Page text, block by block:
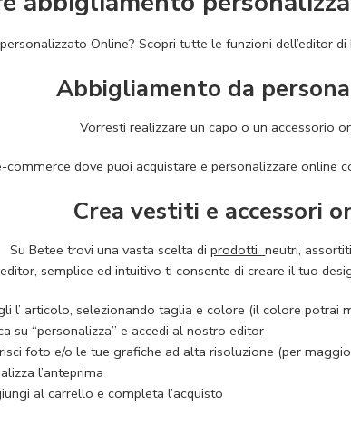
Online? Scopri tutte le funzioni dell’editor
Abbigliamento da
Vorresti realizzare un capo o un accessorio
dove puoi acquistare e personalizzare online
Crea vestiti e accessori
Su Betee trovi una vasta scelta diprodottineutri,
semplice ed intuitivo ti consente di creare il tuo
l’ articolo, selezionando taglia e colore (il colore potrai
su “personalizza” e accedi al nostro editor
foto e/o le tue grafiche ad alta risoluzione (per
l’anteprima
al carrello e completa l’acquisto